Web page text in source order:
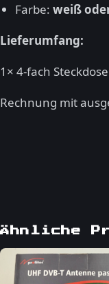
Farbe:weiß
Lieferumfang:
1× 4-fach
Rechnung mit
Ähnliche